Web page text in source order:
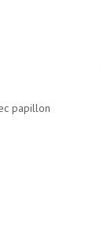
papillon